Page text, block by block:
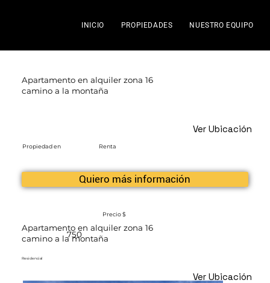
INICIO PROPIEDADES NUESTRO EQUIPO
Apartamento en alquiler zona 16
camino a la montaña
Propiedad en Renta
Quiero más información
Ver Ubicación
Apartamento en alquiler zona 16
camino a la montaña
Ver Ubicación
Precio $
750
Residencial